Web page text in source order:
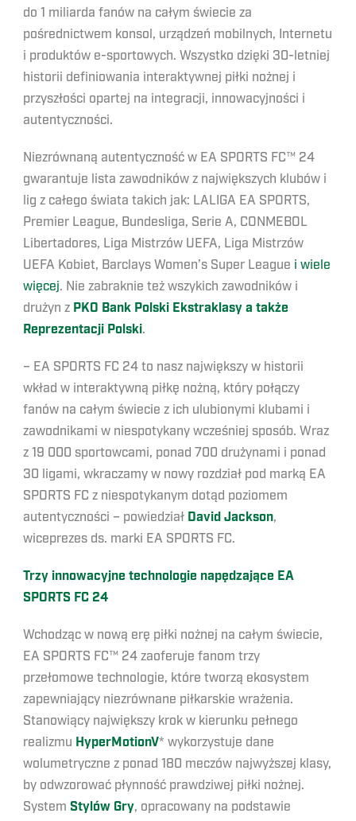
do 1 miliarda fanów na całym świecie za
pośrednictwem konsol, urządzeń mobilnych, Internetu
i produktów e-sportowych. Wszystko dzięki 30-letniej
historii definiowania interaktywnej piłki nożnej i
przyszłości opartej na integracji, innowacyjności i
autentyczności.
Niezrównaną autentyczność w EA SPORTS FC™ 24
gwarantuje lista zawodników z największych klubów i
lig z całego świata takich jak: LALIGA EA SPORTS,
Premier League, Bundesliga, Serie A, CONMEBOL
Libertadores, Liga Mistrzów UEFA, Liga Mistrzów
UEFA Kobiet, Barclays Women’s Super League i wiele
więcej. Nie zabraknie też wszykich zawodników i
drużyn z PKO Bank Polski Ekstraklasy a także
Reprezentacji Polski.
– EA SPORTS FC 24 to nasz największy w historii
wkład w interaktywną piłkę nożną, który połączy
fanów na całym świecie z ich ulubionymi klubami i
zawodnikami w niespotykany wcześniej sposób. Wraz
z 19 000 sportowcami, ponad 700 drużynami i ponad
30 ligami, wkraczamy w nowy rozdział pod marką EA
SPORTS FC z niespotykanym dotąd poziomem
autentyczności – powiedział David Jackson,
wiceprezes ds. marki EA SPORTS FC.
Trzy innowacyjne technologie napędzające EA
SPORTS FC 24
Wchodząc w nową erę piłki nożnej na całym świecie,
EA SPORTS FC™ 24 zaoferuje fanom trzy
przełomowe technologie, które tworzą ekosystem
zapewniający niezrównane piłkarskie wrażenia.
Stanowiący największy krok w kierunku pełnego
realizmu HyperMotionV* wykorzystuje dane
wolumetryczne z ponad 180 meczów najwyższej klasy,
by odwzorować płynność prawdziwej piłki nożnej.
System Stylów Gry, opracowany na podstawie